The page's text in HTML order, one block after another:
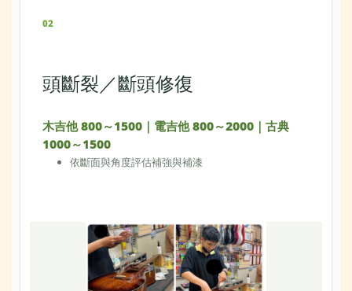
02
頭斷裂／斷頭修復
木吉他 800～1500｜電吉他 800～2000｜古典
1000～1500
依斷面與角度評估補強與補漆